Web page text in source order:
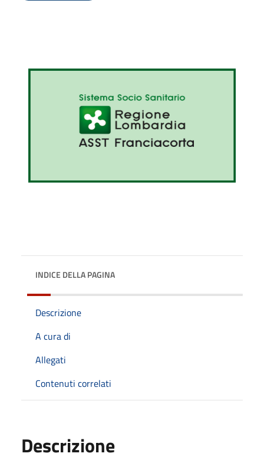
INDICE DELLA PAGINA
Descrizione
A cura di
Allegati
Contenuti correlati
Descrizione